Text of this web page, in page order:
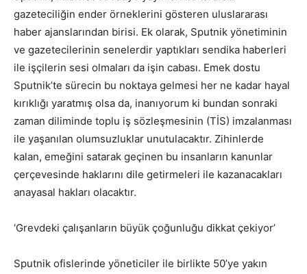
gazeteciliğin ender örneklerini gösteren uluslararası
haber ajanslarından birisi. Ek olarak, Sputnik yönetiminin
ve gazetecilerinin senelerdir yaptıkları sendika haberleri
ile işçilerin sesi olmaları da işin cabası. Emek dostu
Sputnik’te sürecin bu noktaya gelmesi her ne kadar hayal
kırıklığı yaratmış olsa da, inanıyorum ki bundan sonraki
zaman diliminde toplu iş sözleşmesinin (TİS) imzalanması
ile yaşanılan olumsuzluklar unutulacaktır. Zihinlerde
kalan, emeğini satarak geçinen bu insanların kanunlar
çerçevesinde haklarını dile getirmeleri ile kazanacakları
anayasal hakları olacaktır.
‘Grevdeki çalışanların büyük çoğunluğu dikkat çekiyor’
Sputnik ofislerinde yöneticiler ile birlikte 50’ye yakın